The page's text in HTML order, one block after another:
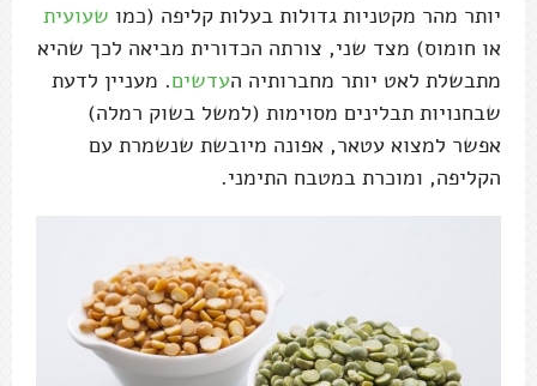
יותר מהר מקטניות גדולות בעלות קליפה (כמו שעועית
או חומוס) מצד שני, צורתה הכדורית מביאה לכך שהיא
מתבשלת לאט יותר מחברותיה העדשים. מעניין לדעת
שבחנויות תבלינים מסוימות (למשל בשוק רמלה)
אפשר למצוא עטאר, אפונה מיובשת שנשמרת עם
הקליפה, ומוכרת במטבח התימני.